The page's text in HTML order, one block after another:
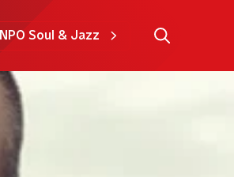
NPO Soul & Jazz